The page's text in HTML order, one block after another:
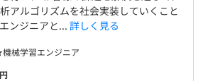
アルゴリズムを社会実装していくこと
ンジニアと... 詳しく見る
械学習エンジニア